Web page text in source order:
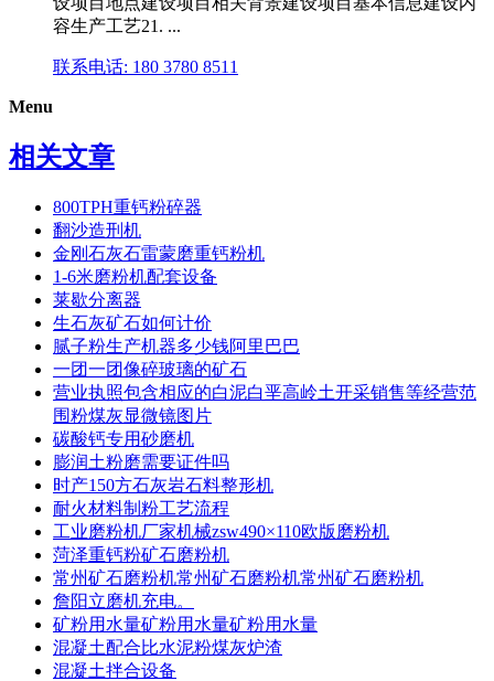
容生产工艺21. ...
联系电话: 180 3780 8511
Menu
相关文章
800TPH重钙粉碎器
翻沙造刑机
金刚石灰石雷蒙磨重钙粉机
1-6米磨粉机配套设备
莱歇分离器
生石灰矿石如何计价
腻子粉生产机器多少钱阿里巴巴
一团一团像碎玻璃的矿石
营业执照包含相应的白泥白垩高岭土开采销售等经营范
围粉煤灰显微镜图片
碳酸钙专用砂磨机
膨润土粉磨需要证件吗
时产150方石灰岩石料整形机
耐火材料制粉工艺流程
工业磨粉机厂家机械zsw490×110欧版磨粉机
菏泽重钙粉矿石磨粉机
常州矿石磨粉机常州矿石磨粉机常州矿石磨粉机
詹阳立磨机充电。
矿粉用水量矿粉用水量矿粉用水量
混凝土配合比水泥粉煤灰炉渣
混凝土拌合设备